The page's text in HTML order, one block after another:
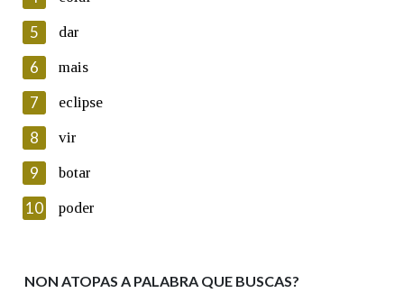
Lin e acepto as condicións da política de
Introduce o código que aparece na imaxe:
Texto de verificación
5 dar
6 mais
7 eclipse
8 vir
9 botar
10 poder
NON ATOPAS A PALABRA QUE BUSCAS?